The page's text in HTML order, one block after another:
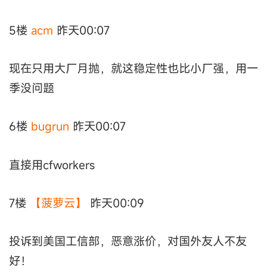
5楼 acm 昨天00:07
现在只用大厂月抛，就这稳定性也比小厂强，用一
季没问题
6楼 bugrun 昨天00:07
直接用cfworkers
7楼 【菠萝云】 昨天00:09
投诉到美国工信部，恶意涨价，对国外友人不友
好！